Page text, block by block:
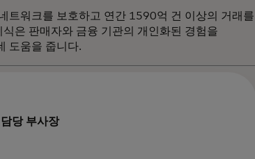
트워크를 보호하고 연간 1590억 건 이상의 거래를
은 판매자와 금융 기관의 개인화된 경험을
도움을 줍니다.
당 부사장